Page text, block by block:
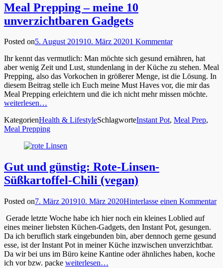
Meal Prepping – meine 10
unverzichtbaren Gadgets
Posted on5. August 201910. März 20201 Kommentar
Ihr kennt das vermutlich: Man möchte sich gesund ernähren, hat
aber wenig Zeit und Lust, stundenlang in der Küche zu stehen. Meal
Prepping, also das Vorkochen in größerer Menge, ist die Lösung. In
diesem Beitrag stelle ich Euch meine Must Haves vor, die mir das
Meal Prepping erleichtern und die ich nicht mehr missen möchte.
weiterlesen…
KategorienHealth & LifestyleSchlagworteInstant Pot, Meal Prep,
Meal Prepping
Gut und günstig: Rote-Linsen-
Süßkartoffel-Chili (vegan)
Posted on7. März 201910. März 2020Hinterlasse einen Kommentar
Gerade letzte Woche habe ich hier noch ein kleines Loblied auf
eines meiner liebsten Küchen-Gadgets, den Instant Pot, gesungen.
Da ich beruflich stark eingebunden bin, aber dennoch gerne gesund
esse, ist der Instant Pot in meiner Küche inzwischen unverzichtbar.
Da wir bei uns im Büro keine Kantine oder ähnliches haben, koche
ich vor bzw. packe weiterlesen…